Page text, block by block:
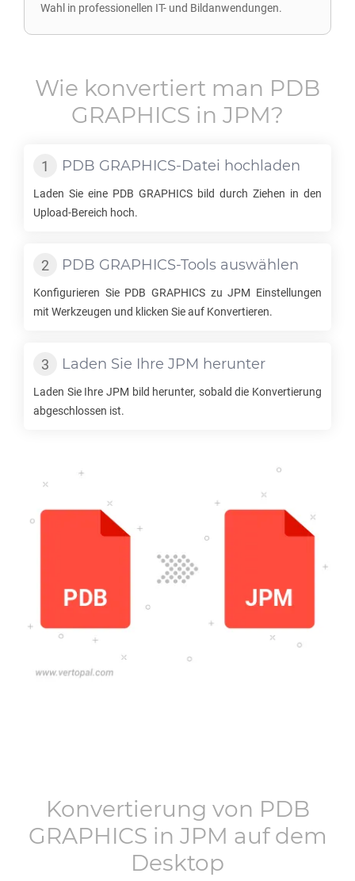
Wahl in professionellen IT- und Bildanwendungen.
Wie konvertiert man PDB
GRAPHICS in JPM?
PDB GRAPHICS-Datei hochladen
Laden Sie eine PDB GRAPHICS bild durch Ziehen in den
Upload-Bereich hoch.
PDB GRAPHICS-Tools auswählen
Konfigurieren Sie PDB GRAPHICS zuJPM Einstellungen
mit Werkzeugen und klicken Sie auf Konvertieren.
Laden Sie Ihre JPM herunter
Laden Sie Ihre JPM bild herunter, sobald die Konvertierung
abgeschlossen ist.
Konvertierung von PDB
GRAPHICS in JPM auf dem
Desktop